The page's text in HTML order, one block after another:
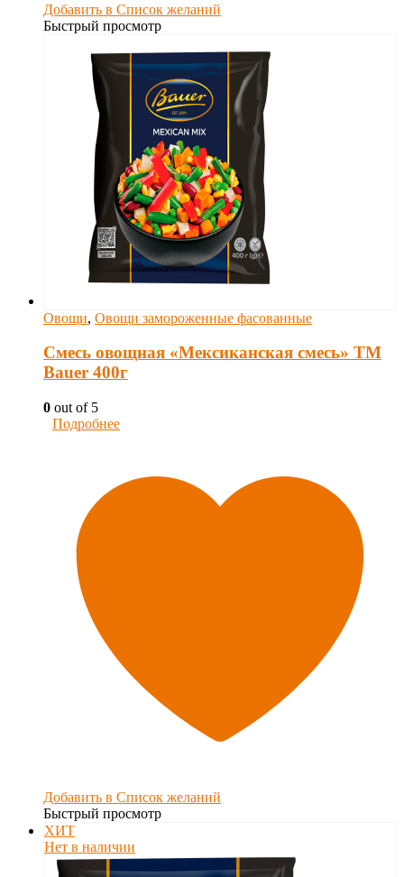
Добавить в Список желаний
Быстрый просмотр
Овощи, Овощи замороженные фасованные
Смесь овощная «Мексиканская смесь» ТМ
Bauer 400г
0 out of 5
Подробнее
Добавить в Список желаний
Быстрый просмотр
ХИТ
Нет в наличии